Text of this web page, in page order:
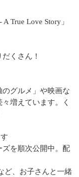
True Love Story」
くさん！
グルメ」や映画な
増えています。く
を順次公開中。配
ど、お子さんと一緒